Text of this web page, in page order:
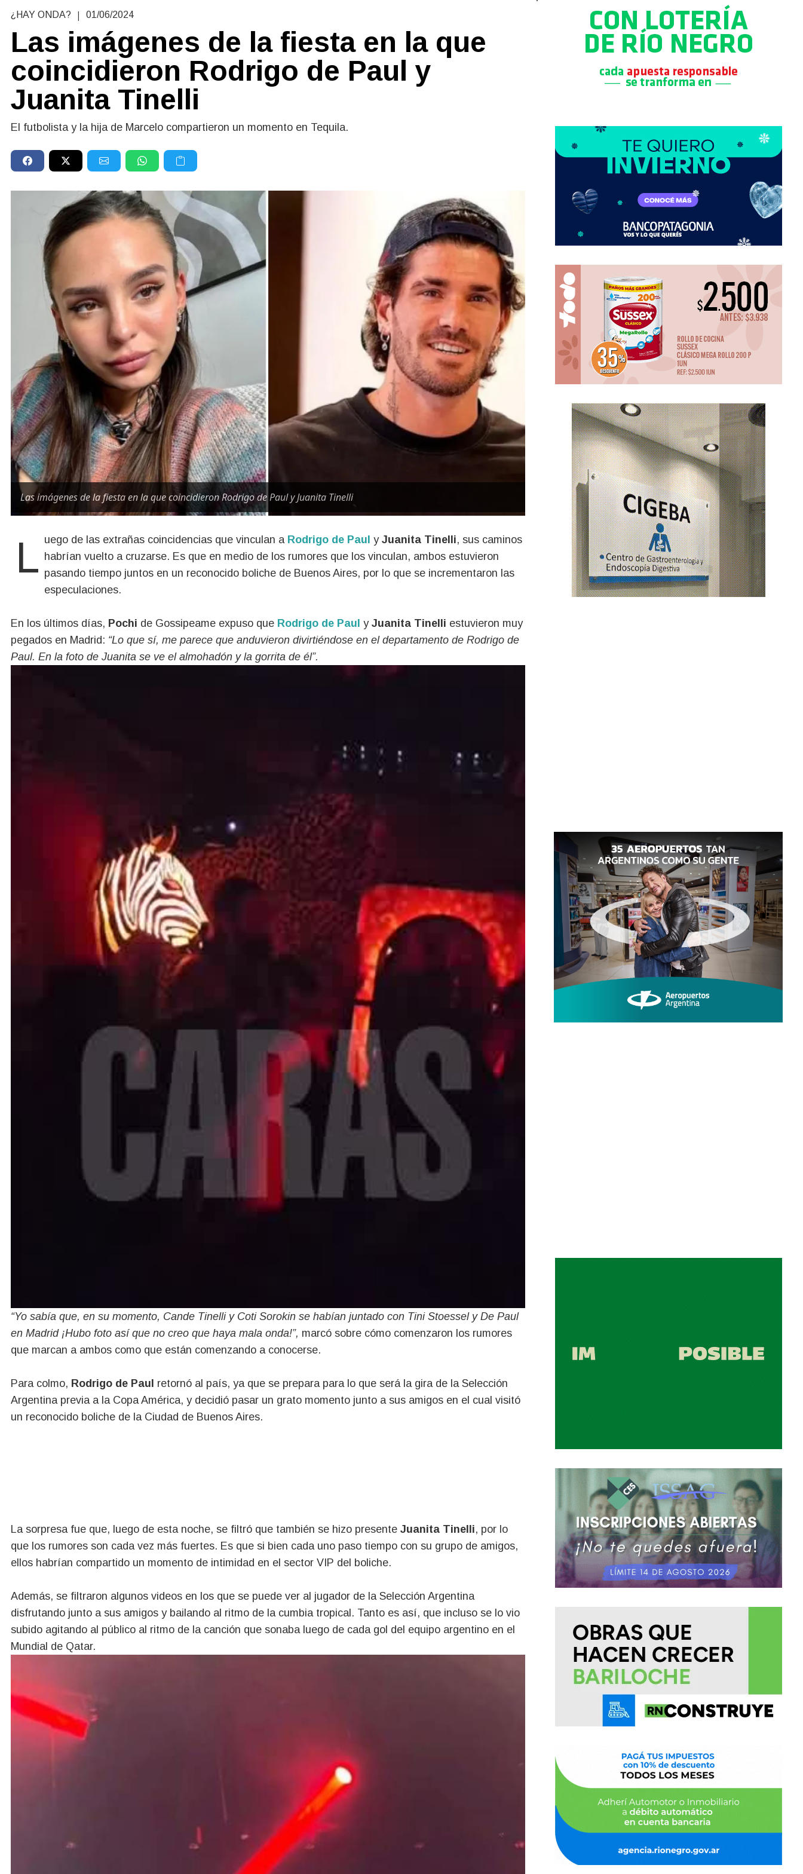
¿HAY ONDA? | 01/06/2024
Las imágenes de la fiesta en la que
coincidieron Rodrigo de Paul y
Juanita Tinelli
El futbolista y la hija de Marcelo compartieron un momento en Tequila.
Las imágenes de la fiesta en la que coincidieron Rodrigo de Paul y Juanita Tinelli
Luego de las extrañas coincidencias que vinculan a Rodrigo de Paul y Juanita Tinelli, sus caminos
habrían vuelto a cruzarse. Es que en medio de los rumores que los vinculan, ambos estuvieron
pasando tiempo juntos en un reconocido boliche de Buenos Aires, por lo que se incrementaron las
especulaciones.
En los últimos días, Pochi de Gossipeame expuso que Rodrigo de Paul y Juanita Tinelli estuvieron muy
pegados en Madrid: “Lo que sí, me parece que anduvieron divirtiéndose en el departamento de Rodrigo de
Paul. En la foto de Juanita se ve el almohadón y la gorrita de él”.
“Yo sabía que, en su momento, Cande Tinelli y Coti Sorokin se habían juntado con Tini Stoessel y De Paul
en Madrid ¡Hubo foto así que no creo que haya mala onda!”, marcó sobre cómo comenzaron los rumores
que marcan a ambos como que están comenzando a conocerse.
Para colmo, Rodrigo de Paul retornó al país, ya que se prepara para lo que será la gira de la Selección
Argentina previa a la Copa América, y decidió pasar un grato momento junto a sus amigos en el cual visitó
un reconocido boliche de la Ciudad de Buenos Aires.
La sorpresa fue que, luego de esta noche, se filtró que también se hizo presente Juanita Tinelli, por lo
que los rumores son cada vez más fuertes. Es que si bien cada uno paso tiempo con su grupo de amigos,
ellos habrían compartido un momento de intimidad en el sector VIP del boliche.
Además, se filtraron algunos videos en los que se puede ver al jugador de la Selección Argentina
disfrutando junto a sus amigos y bailando al ritmo de la cumbia tropical. Tanto es así, que incluso se lo vio
subido agitando al público al ritmo de la canción que sonaba luego de cada gol del equipo argentino en el
Mundial de Qatar.